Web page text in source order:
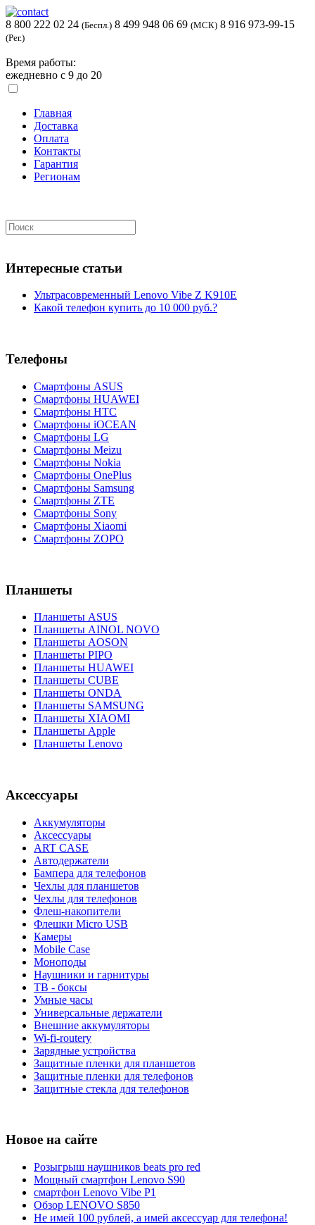
8 800 222 02 24 (Беспл.) 8 499 948 06 69 (МСК) 8 916 973-99-15
(Рег.)
Время работы:
ежедневно с 9 до 20
Главная
Доставка
Оплата
Контакты
Гарантия
Регионам
Интересные статьи
Ультрасовременный Lenovo Vibe Z K910E
Какой телефон купить до 10 000 руб.?
Телефоны
Смартфоны ASUS
Смартфоны HUAWEI
Смартфоны HTC
Смартфоны iOCEAN
Смартфоны LG
Смартфоны Meizu
Смартфоны Nokia
Смартфоны OnePlus
Смартфоны Samsung
Смартфоны ZTE
Смартфоны Sony
Смартфоны Xiaomi
Смартфоны ZOPO
Планшеты
Планшеты ASUS
Планшеты AINOL NOVO
Планшеты AOSON
Планшеты PIPO
Планшеты HUAWEI
Планшеты CUBE
Планшеты ONDA
Планшеты SAMSUNG
Планшеты XIAOMI
Планшеты Apple
Планшеты Lenovo
Аксессуары
Аккумуляторы
Аксессуары
ART CASE
Автодержатели
Бампера для телефонов
Чехлы для планшетов
Чехлы для телефонов
Флеш-накопители
Флешки Micro USB
Камеры
Mobile Case
Моноподы
Наушники и гарнитуры
ТВ - боксы
Умные часы
Универсальные держатели
Внешние аккумуляторы
Wi-fi-routery
Зарядные устройства
Защитные пленки для планшетов
Защитные пленки для телефонов
Защитные стекла для телефонов
Новое на сайте
Розыгрыш наушников beats pro red
Мощный смартфон Lenovo S90
смартфон Lenovo Vibe P1
Обзор LENOVO S850
Не имей 100 рублей, а имей аксессуар для телефона!